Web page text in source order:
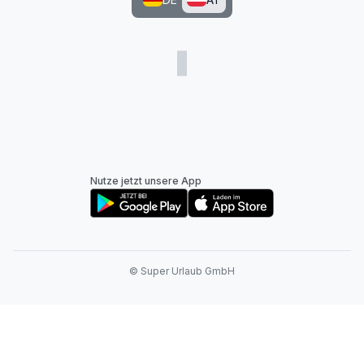
Nutze jetzt unsere App
© Super Urlaub GmbH